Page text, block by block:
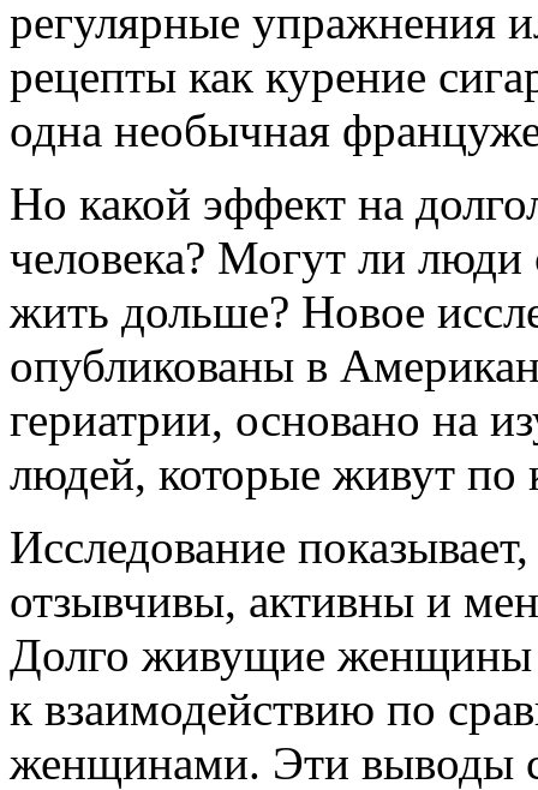
регулярные упражнения
рецепты как курение
одна необычная
Но какой эффект на
человека? Могут ли
жить дольше? Новое
опубликованы в
гериатрии, основано на
людей, которые живут по
Исследование
отзывчивы, активны и
Долго живущие женщины
к взаимодействию по
женщинами. Эти выводы